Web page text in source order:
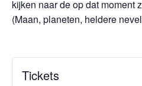
kijken naar de op dat moment
(Maan, planeten, heldere
Tickets